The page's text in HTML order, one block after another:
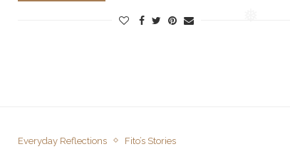
Everyday Reflections Fito’s Stories